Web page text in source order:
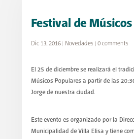
Festival de
Dic 13, 2016| Novedades| 0 comments
El 25 de diciembre se realizará el
Músicos Populares a partir de las
Jorge de nuestra ciudad.
Este evento es organizado por la
Municipalidad de Villa Elisa y tiene